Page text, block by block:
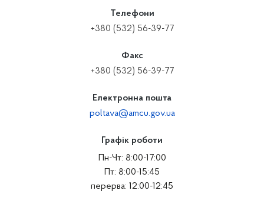
Телефони
+380 (532) 56-39-77
Факс
+380 (532) 56-39-77
Електронна пошта
poltava@amcu.gov.ua
Графік роботи
Пн-Чт: 8:00-17:00
Пт: 8:00-15:45
перерва: 12:00-12:45